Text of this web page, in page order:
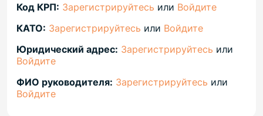
Код КРП: Зарегистрируйтесь или Войдите
КАТО: Зарегистрируйтесь или Войдите
Юридический адрес: Зарегистрируйтесь или
Войдите
ФИО руководителя: Зарегистрируйтесь или
Войдите